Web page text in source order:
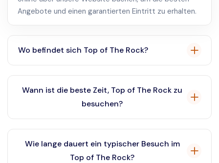
Angebote und einen garantierten Eintritt zu erhalten.
Wo befindet sich Top of The Rock?
Top of The Rock befindet sich im Rockefeller Center,
am 30 Rockefeller Plaza, New York City.
Wann ist die beste Zeit, Top of The Rock zu
besuchen?
Die beste Zeit für einen Besuch ist am späten
Nachmittag, um den Sonnenuntergang zu erleben,
oder an Wochentagmorgen, um Menschenmassen zu
Wie lange dauert ein typischer Besuch im
Top of The Rock?